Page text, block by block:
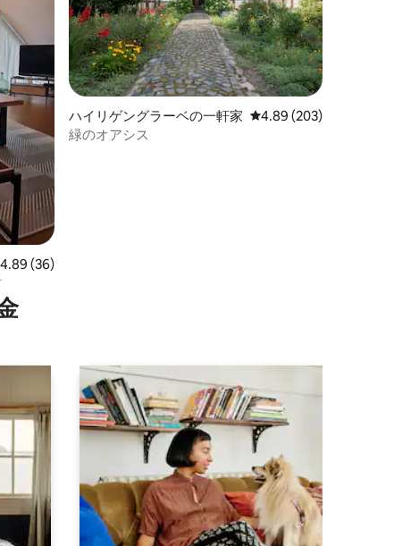
ュー36件、5つ星中4.89つ星の平均評価
4.89 (36)
ハイリゲングラーベの一軒家 レビュー203件、5つ星
4.89 (203)
緑のオアシス